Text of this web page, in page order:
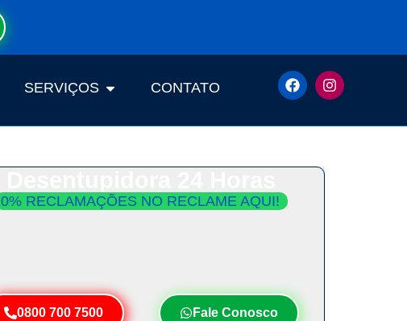
SERVIÇOS CONTATO
0% RECLAMAÇÕES NO RECLAME AQUI!
0800 700 7500 Fale Conosco